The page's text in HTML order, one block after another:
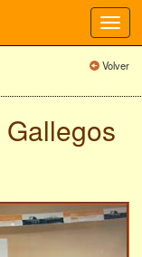
Volver
Gallegos